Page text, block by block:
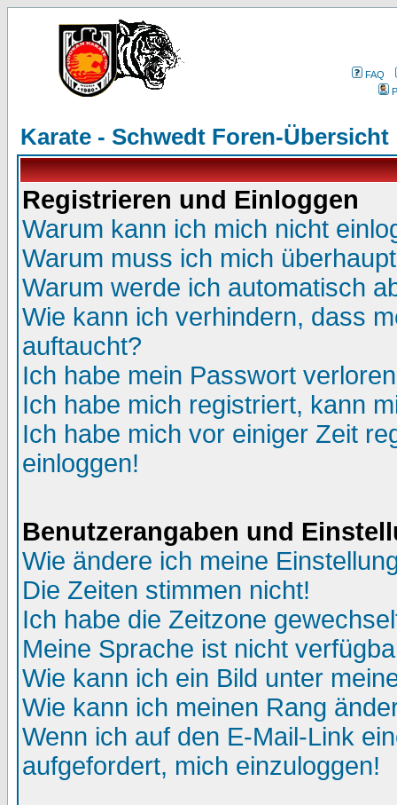
FAQ
Karate - Schwedt Foren-Übersicht
Registrieren und Einloggen
Warum kann ich mich nicht
Warum muss ich mich
Warum werde ich automatisch
Wie kann ich verhindern, dass
auftaucht?
Ich habe mein Passwort
Ich habe mich registriert, kann
Ich habe mich vor einiger Zeit
einloggen!
Benutzerangaben und
Wie ändere ich meine
Die Zeiten stimmen nicht!
Ich habe die Zeitzone
Meine Sprache ist nicht
Wie kann ich ein Bild unter
Wie kann ich meinen Rang
Wenn ich auf den E-Mail-Link
aufgefordert, mich einzuloggen!